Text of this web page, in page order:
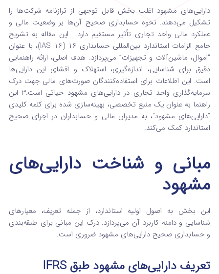
دارایی‌های مشهود اغلب بخش قابل توجهی از ترازنامه شرکت‌ها را
تشکیل می‌دهند. نحوه حسابداری صحیح آن‌ها بر وضعیت مالی و
عملکرد مالی واحد تجاری تأثیر مستقیم دارد.
این مقاله به تشریح
جامع الزامات استاندارد بین‌المللی حسابداری ۱۶ (IAS 16)، با عنوان
“اموال، ماشین‌آلات و تجهیزات” می‌پردازد. هدف اصلی، ارائه راهنمایی
دقیق برای شناسایی، اندازه‌گیری، استهلاک و افشای این دارایی‌ها
است. این اطلاعات برای استفاده‌کنندگان صورت‌های مالی جهت درک
سرمایه‌گذاری واحد تجاری در دارایی‌های مشهود حیاتی است.3این
راهنما به عنوان یک منبع تخصصی، بهینه‌سازی شده برای کلمه کلیدی
“دارایی‌های مشهود”، به مدیران مالی و حسابداران در اجرای صحیح
استاندارد کمک می‌کند.
مبانی و شناخت دارایی‌های
مشهود
این بخش به اصول اولیه استاندارد، از جمله تعریف، معیارهای
شناسایی و دامنه کاربرد آن می‌پردازد. درک این مبانی برای طبقه‌بندی
و حسابداری صحیح دارایی‌های مشهود ضروری است.
تعریف دارایی‌های مشهود طبق IFRS